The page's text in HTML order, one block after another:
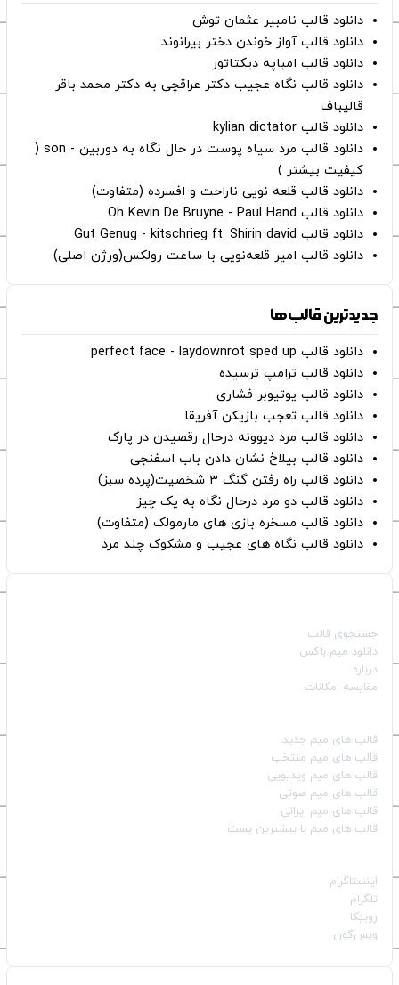
دانلود قالب نامبیر عثمان ‌توش
دانلود قالب آواز خوندن دختر بیرانوند
دانلود قالب امباپه دیکتاتور
دانلود قالب نگاه عجیب دکتر عراقچی به دکتر محمد باقر
قالیباف
دانلود قالب kylian dictator
دانلود قالب مرد سیاه پوست در حال نگاه به دوربین - son (
کیفیت بیشتر )
دانلود قالب قلعه نویی ناراحت و افسرده (متفاوت)
دانلود قالب Oh Kevin De Bruyne - Paul Hand
دانلود قالب Gut Genug - kitschrieg ft. Shirin david
دانلود قالب امیر قلعه‌نویی با ساعت رولکس(ورژن اصلی)
جدیدترین قالب‌ها
دانلود قالب perfect face - laydownrot sped up
دانلود قالب ترامپ ترسیده
دانلود قالب یوتیوبر فشاری
دانلود قالب تعجب بازیکن آفریقا
دانلود قالب مرد دیوونه درحال رقصیدن در پارک
دانلود قالب بیلاخ نشان دادن باب اسفنجی
دانلود قالب راه رفتن گنگ ۳ شخصیت(پرده سبز)
دانلود قالب دو مرد درحال نگاه به یک چیز
دانلود قالب مسخره بازی های مارمولک (متفاوت)
دانلود قالب نگاه های عجیب و مشکوک چند مرد
جستجوی قالب
دانلود میم باکس
درباره
مقایسه امکانات
قالب‌ های میم جدید
قالب‌ های میم منتخب
قالب‌ های میم ویدیویی
قالب‌ های میم صوتی
قالب‌ های میم ایرانی
قالب‌ های میم با بیشترین پست
اینستاگرام
تلگرام
روبیکا
ویس‌گون